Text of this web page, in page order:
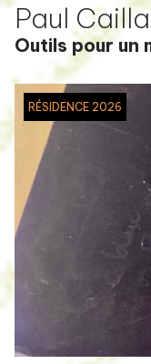
Paul
Outils pour un
RÉSIDENCE 2026